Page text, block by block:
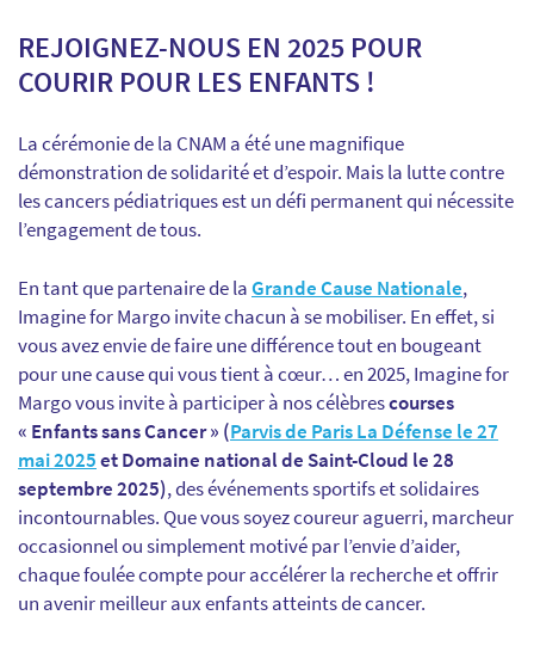
REJOIGNEZ-NOUS EN 2025 POUR
COURIR POUR LES ENFANTS !
La cérémonie de la CNAM a été une magnifique
démonstration de solidarité et d’espoir. Mais la lutte contre
les cancers pédiatriques est un défi permanent qui nécessite
l’engagement de tous.
En tant que partenaire de laGrande Cause Nationale,
Imagine for Margo invite chacun à se mobiliser. En effet, si
vous avez envie de faire une différence tout en bougeant
pour une cause qui vous tient à cœur… en 2025, Imagine for
Margo vous invite à participer à nos célèbrescourses
« Enfants sans Cancer » (Parvis de Paris La Défense le 27
mai 2025et Domaine national de Saint-Cloud le 28
septembre 2025), des événements sportifs et solidaires
incontournables. Que vous soyez coureur aguerri, marcheur
occasionnel ou simplement motivé par l’envie d’aider,
chaque foulée compte pour accélérer la recherche et offrir
un avenir meilleur aux enfants atteints de cancer.